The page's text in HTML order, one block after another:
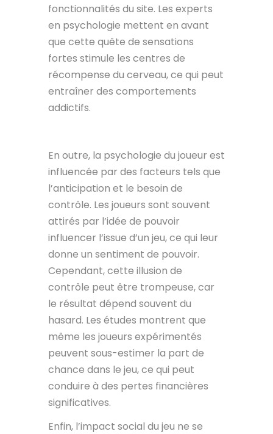
fonctionnalités du site. Les experts
en psychologie mettent en avant
que cette quête de sensations
fortes stimule les centres de
récompense du cerveau, ce qui peut
entraîner des comportements
addictifs.
En outre, la psychologie du joueur est
influencée par des facteurs tels que
l’anticipation et le besoin de
contrôle. Les joueurs sont souvent
attirés par l’idée de pouvoir
influencer l’issue d’un jeu, ce qui leur
donne un sentiment de pouvoir.
Cependant, cette illusion de
contrôle peut être trompeuse, car
le résultat dépend souvent du
hasard. Les études montrent que
même les joueurs expérimentés
peuvent sous-estimer la part de
chance dans le jeu, ce qui peut
conduire à des pertes financières
significatives.
Enfin, l’impact social du jeu ne se